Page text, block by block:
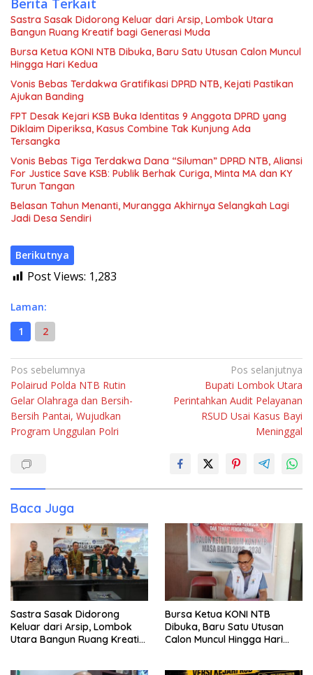
Berita Terkait
Sastra Sasak Didorong Keluar dari Arsip, Lombok Utara
Bangun Ruang Kreatif bagi Generasi Muda
Bursa Ketua KONI NTB Dibuka, Baru Satu Utusan Calon Muncul
Hingga Hari Kedua
Vonis Bebas Terdakwa Gratifikasi DPRD NTB, Kejati Pastikan
Ajukan Banding
FPT Desak Kejari KSB Buka Identitas 9 Anggota DPRD yang
Diklaim Diperiksa, Kasus Combine Tak Kunjung Ada
Tersangka
Vonis Bebas Tiga Terdakwa Dana “Siluman” DPRD NTB, Aliansi
For Justice Save KSB: Publik Berhak Curiga, Minta MA dan KY
Turun Tangan
Belasan Tahun Menanti, Murangga Akhirnya Selangkah Lagi
Jadi Desa Sendiri
Berikutnya
Post Views: 1,283
Laman:
1
2
Navigasi
pos
Pos sebelumnya
Polairud Polda NTB Rutin
Gelar Olahraga dan Bersih-
Bersih Pantai, Wujudkan
Program Unggulan Polri
Pos selanjutnya
Bupati Lombok Utara
Perintahkan Audit Pelayanan
RSUD Usai Kasus Bayi
Meninggal
Baca Juga
Sastra Sasak Didorong
Keluar dari Arsip, Lombok
Utara Bangun Ruang Kreatif
Bursa Ketua KONI NTB
Dibuka, Baru Satu Utusan
Calon Muncul Hingga Hari